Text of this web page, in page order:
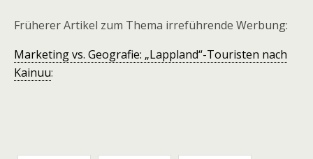
Früherer Artikel zum Thema irreführende Werbung:
Marketing vs. Geografie: „Lappland“-Touristen nach
Kainuu: